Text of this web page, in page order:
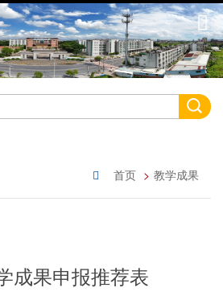
首页 教学成果
成果申报推荐表